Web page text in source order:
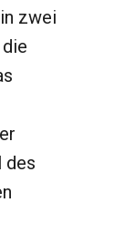
zwei
des